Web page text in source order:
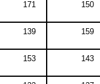
171 150
139 159
153 143